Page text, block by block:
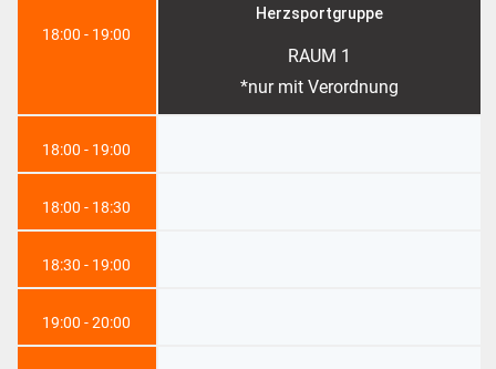
18:00 - 19:00
18:00 - 19:00
18:00 - 18:30
18:30 - 19:00
19:00 - 20:00
Herzsportgruppe
RAUM 1
*nur mit Verordnung